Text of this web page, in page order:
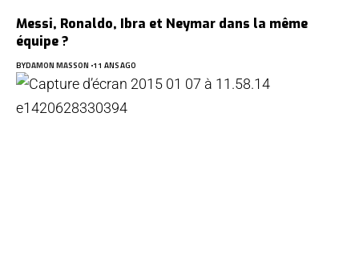
Messi, Ronaldo, Ibra et Neymar dans la même
équipe ?
BYDAMON MASSON 11 ANS AGO